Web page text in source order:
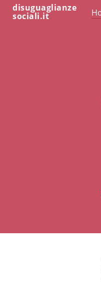
disuguaglianze
sociali.it